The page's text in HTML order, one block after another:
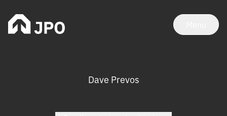
Dave Prevos